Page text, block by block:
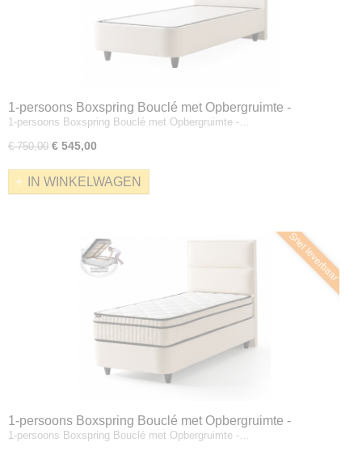
1-persoons Boxspring Bouclé met Opbergruimte -
Crèmekleur- Zonder Matras
1-persoons Boxspring Bouclé met Opbergruimte -…
€ 750,00 € 545,00
IN WINKELWAGEN
Snel leverbaar
1-persoons Boxspring Bouclé met Opbergruimte -
Crèmekleur - Incl. Matras
1-persoons Boxspring Bouclé met Opbergruimte -…